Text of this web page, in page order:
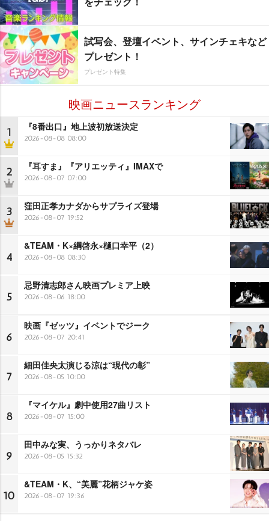
試写会、登壇イベント、サインチェキなど
プレゼント！
プレゼント特集
映画ニュースランキング
1 『8番出口』地上波初放送決定
2026-08-08 08:00
2 『耳すま』『アリエッティ』IMAXで
2026-08-07 07:00
3 窪田正孝カナダからサプライズ登場
2026-08-07 19:52
4
&TEAM・K×綱啓永×樋口幸平（2）
2026-08-08 08:30
5
忌野清志郎さん映画プレミア上映
2026-08-06 18:00
6
映画『ゼッツ』イベントでジーク
2026-08-07 20:41
7
細田佳央太演じる涼は“現代の彰”
2026-08-05 10:00
8
『マイケル』劇中使用27曲リスト
2026-08-07 15:00
9
田中みな実、うっかりネタバレ
2026-08-05 15:32
10
&TEAM・K、“美麗”花柄ジャケ姿
2026-08-07 19:36